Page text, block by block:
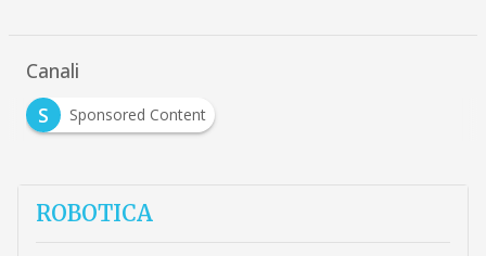
Canali
S
Sponsored Content
ROBOTICA